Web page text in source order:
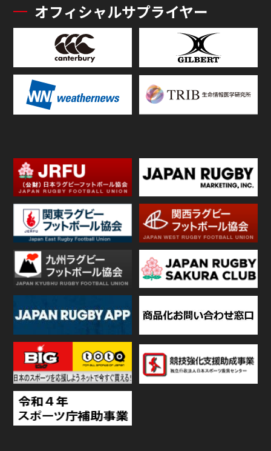
オフィシャルサプライヤー